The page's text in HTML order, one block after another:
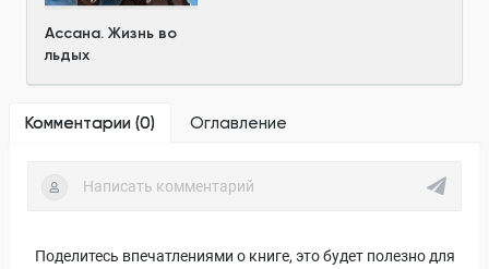
Ассана. Жизнь во
льдых
Комментарии (0) Оглавление
Поделитесь впечатлениями о книге, это будет полезно для